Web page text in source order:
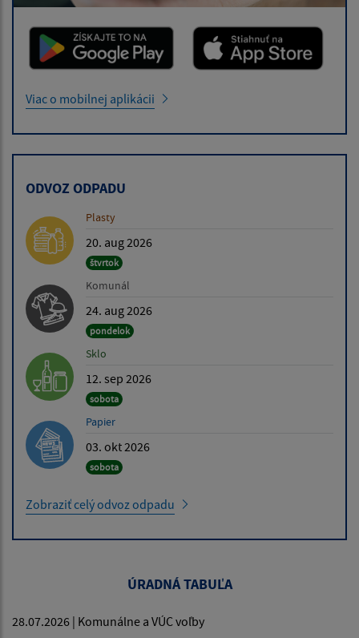
Viac o mobilnej aplikácii
ODVOZ ODPADU
Plasty
20. aug 2026
štvrtok
Komunál
24. aug 2026
pondelok
Sklo
12. sep 2026
sobota
Papier
03. okt 2026
sobota
Zobraziť celý odvoz odpadu
ÚRADNÁ TABUĽA
28.07.2026 | Komunálne a VÚC voľby